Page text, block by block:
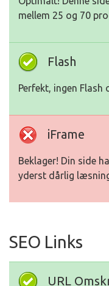
mellem 25 og 70
Flash
Perfekt, ingen Flash
iFrame
Beklager! Din side
yderst dårlig
SEO Links
URL